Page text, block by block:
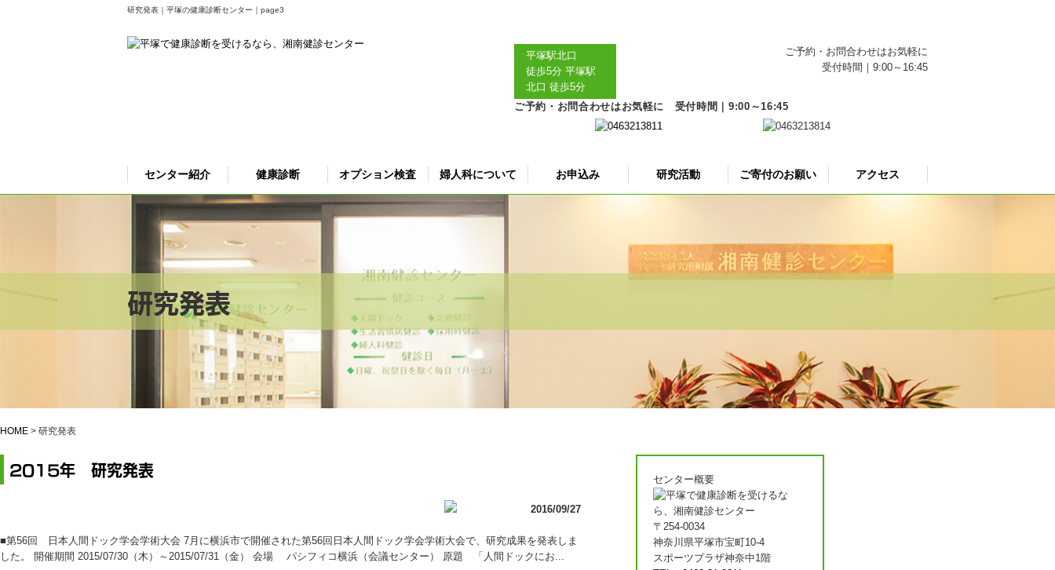
研究発表｜平塚の健康診断センター｜page3
平塚駅北口
徒歩5分 平塚駅
北口 徒歩5分
ご予約・お問合わせはお気軽に 受付時間｜9:00～16:45
ご予約・お問合わせはお気軽に
受付時間｜9:00～16:45
センター紹介 健康診断 オプション検査 婦人科について お申込み 研究活動 ご寄付のお願い アクセス
研究発表
HOME > 研究発表
2015年 研究発表
2016/09/27
■第56回 日本人間ドック学会学術大会 7月に横浜市で開催された第56回日本人間ドック学会学術大会で、研究成果を発表しま
した。 開催期間 2015/07/30（木）～2015/07/31（金） 会場 パシフィコ横浜（会議センター） 原題 「人間ドックにお...
センター概要
〒254-0034
神奈川県平塚市宝町10-4
スポーツプラザ神奈中1階